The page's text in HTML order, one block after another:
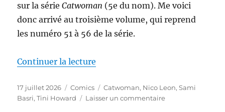
Raffaele
&
Ivan
sur la sérieCatwoman (5e du nom). Me voici
donc arrivé au troisième volume, qui reprend
les numéro 51 à 56 de la série.
Continuer la lecture
Publié
le
17 juillet 2026 Catégories
Comics Étiquettes
Catwoman, Nico Leon,Sami
Basri,Tini Howard Laisser un commentairesur